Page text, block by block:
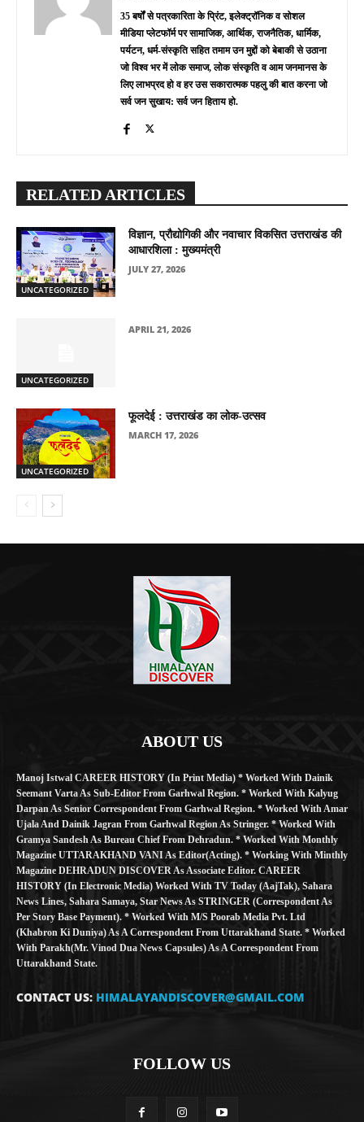
35 बर्षों से पत्रकारिता के प्रिंट, इलेक्ट्रॉनिक व सोशल
मीडिया प्लेटफॉर्म पर सामाजिक, आर्थिक, राजनैतिक, धार्मिक,
पर्यटन, धर्म-संस्कृति सहित तमाम उन मुद्दों को बेबाकी से उठाना
जो विश्व भर में लोक समाज, लोक संस्कृति व आम जनमानस के
लिए लाभप्रद हो व हर उस सकारात्मक पहलु की बात करना जो
सर्व जन सुखाय: सर्व जन हिताय हो.
RELATED ARTICLES
UNCATEGORIZED
विज्ञान, प्रौद्योगिकी और नवाचार विकसित उत्तराखंड की
आधारशिला : मुख्यमंत्री
JULY 27, 2026
UNCATEGORIZED
APRIL 21, 2026
UNCATEGORIZED
फूलदेई : उत्तराखंड का लोक-उत्सव
MARCH 17, 2026
ABOUT US
Manoj Istwal CAREER HISTORY (in Print Media) * Worked With Dainik
Seemant Varta As Sub-Editor From Garhwal Region. * Worked With Kalyug
Darpan As Senior Correspondent From Garhwal Region. * Worked With Amar
Ujala And Dainik Jagran From Garhwal Region As Stringer. * Worked With
Gramya Sandesh As Bureau Chief From Dehradun. * Worked With Monthly
Magazine UTTARAKHAND VANI As Editor(Acting). * Working With Minthly
Magazine DEHRADUN DISCOVER As Associate Editor. CAREER
HISTORY (in Electronic Media) Worked With TV Today (AajTak), Sahara
News Lines, Sahara Samaya, Star News As STRINGER (Correspondent As
Per Story Base Payment). * Worked With M/S Poorab Media Pvt. Ltd
(Khabron Ki Duniya) As A Correspondent From Uttarakhand State. * Worked
With Parakh(Mr. Vinod Dua News Capsules) As A Correspondent From
Uttarakhand State.
CONTACT US: HIMALAYANDISCOVER@GMAIL.COM
FOLLOW US